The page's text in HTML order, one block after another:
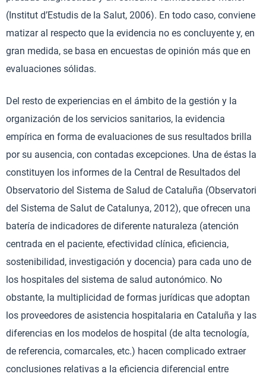
(Institut d’Estudis de la Salut, 2006). En todo caso, conviene
matizar al respecto que la evidencia no es concluyente y, en
gran medida, se basa en encuestas de opinión más que en
evaluaciones sólidas.
Del resto de experiencias en el ámbito de la gestión y la
organización de los servicios sanitarios, la evidencia
empírica en forma de evaluaciones de sus resultados brilla
por su ausencia, con contadas excepciones. Una de éstas la
constituyen los informes de la Central de Resultados del
Observatorio del Sistema de Salud de Cataluña (Observatori
del Sistema de Salut de Catalunya, 2012), que ofrecen una
batería de indicadores de diferente naturaleza (atención
centrada en el paciente, efectividad clínica, eficiencia,
sostenibilidad, investigación y docencia) para cada uno de
los hospitales del sistema de salud autonómico. No
obstante, la multiplicidad de formas jurídicas que adoptan
los proveedores de asistencia hospitalaria en Cataluña y las
diferencias en los modelos de hospital (de alta tecnología,
de referencia, comarcales, etc.) hacen complicado extraer
conclusiones relativas a la eficiencia diferencial entre